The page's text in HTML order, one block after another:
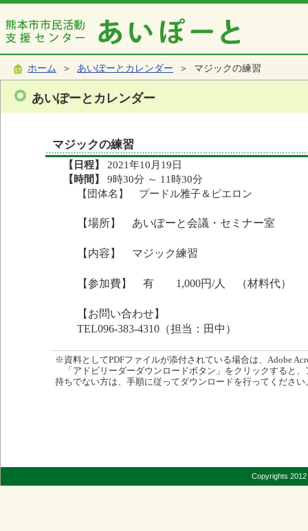
ホーム ＞ あいぽーとカレンダー ＞ マジックの練習
あいぽーとカレンダー
マジックの練習
【日程】
2021年10月19日
【時間】
9時30分 ～ 11時30分
【団体名】 プードル雅子＆ピエロン
【場所】 あいぽーと会議・セミナー室
【内容】 マジック練習
【参加費】 有 1,000円/人 （材料代）
【お問い合わせ】
TEL096-383-4310（担当：田中）
※資料としてPDFファイルが添付されている場合は、Adobe
「アドビリーダーダウンロードボタン」をクリックすると
持ちでない方は、手順に従ってダウンロードを行ってください
Copyrights